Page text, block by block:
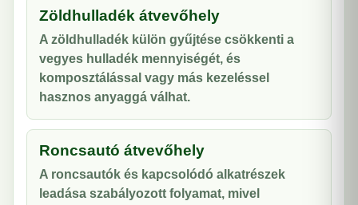
Zöldhulladék átvevőhely
A zöldhulladék külön gyűjtése csökkenti a
vegyes hulladék mennyiségét, és
komposztálással vagy más kezeléssel
hasznos anyaggá válhat.
Roncsautó átvevőhely
A roncsautók és kapcsolódó alkatrészek
leadása szabályozott folyamat, mivel